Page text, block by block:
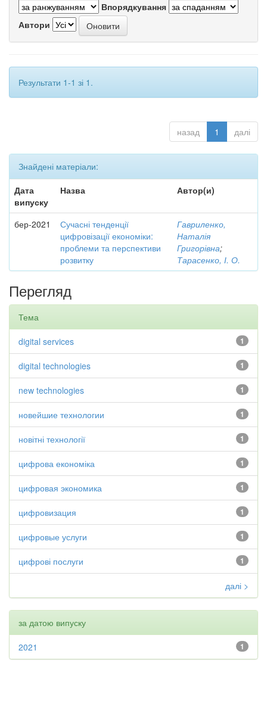
Впорядкування
Автори
Результати 1-1 зі 1.
назад 1 далі
Знайдені матеріали:
Дата
випуску
Назва Автор(и)
бер-2021
Сучасні тенденції
цифровізації економіки:
проблеми та перспективи
розвитку
Гавриленко,
Наталія
Григорівна;
Тарасенко, І. О.
Перегляд
Тема
1
digital services
1
digital technologies
1
new technologies
1
новейшие технологии
1
новітні технології
1
цифрова економіка
1
цифровая экономика
1
цифровизация
1
цифровые услуги
1
цифрові послуги
далі >
за датою випуску
1
2021